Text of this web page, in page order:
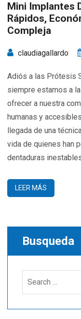
Mini Implantes
Rápidos,
Compleja
claudiagallardo
Adiós a las Prótesis
siempre estamos a
ofrecer a nuestra
humanas y
llegada de una
vida de quienes han
dentaduras
LEER MÁS
Busqueda